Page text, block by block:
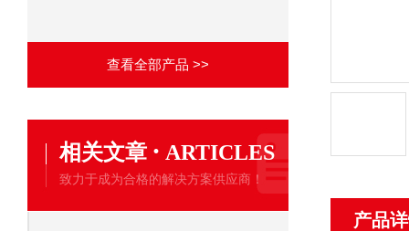
查看全部产品 >>
相关文章 · ARTICLES
致力于成为合格的解决方案供应商！
产品